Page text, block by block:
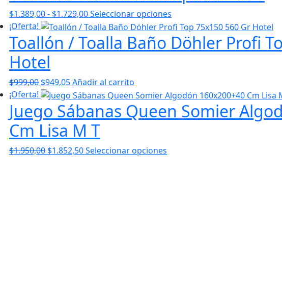
$15.591,00
$1.389,00- $1.729,00Rango
de
precios:
desde
$1.729,00
Seleccionar opciones
¡Oferta!
Toallón / Toalla Baño Döhler Profi
Hotel
$999,00 El
precio
original
era:
$999,00.
$949,05El
precio
actual
es:
$949,05.
Añadir al carrito
¡Oferta!
Juego Sábanas Queen Somier
Cm Lisa M T
$1.950,00 El
$1.852,50ElSeleccionar opciones